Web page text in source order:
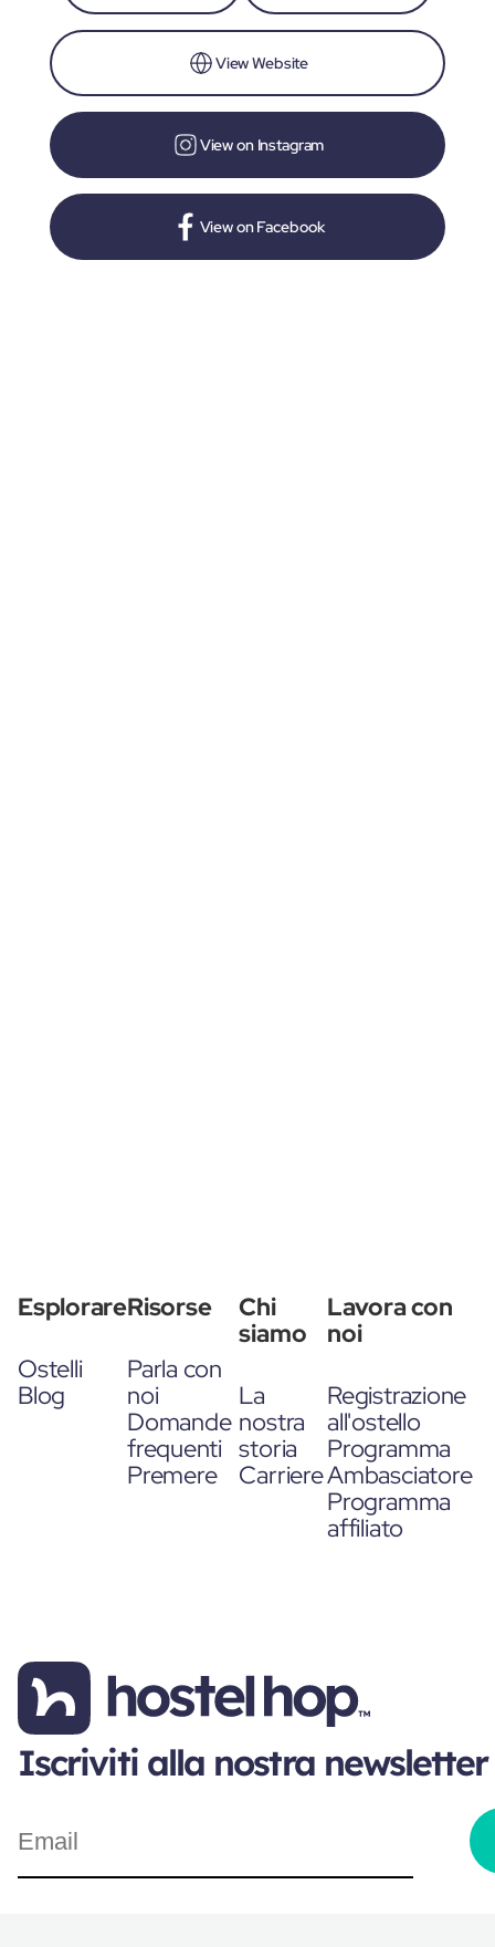
View Website
View on Instagram
View on Facebook
Esplorare
Ostelli
Blog
Risorse
Parla con
noi
Domande
frequenti
Premere
Chi
siamo
La
nostra
storia
Carriere
Lavora con
noi
Registrazione
all'ostello
Programma
Ambasciatore
Programma
affiliato
Iscriviti alla nostra newsletter